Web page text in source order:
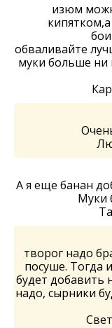
изюм
обваливайте
муки больше ни
А я еще банан
Муки
творог надо
посуше. Тогда
будет добавить
надо, сырники